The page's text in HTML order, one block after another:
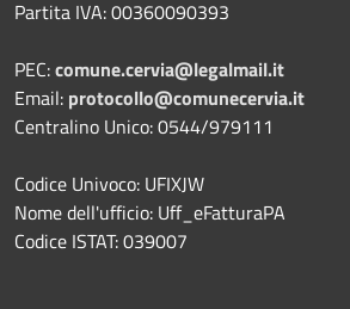
Partita IVA: 00360090393
PEC:comune.cervia@legalmail.it
Email: protocollo@comunecervia.it
Centralino Unico: 0544/979111
Codice Univoco: UFIXJW
Nome dell'ufficio: Uff_eFatturaPA
Codice ISTAT: 039007